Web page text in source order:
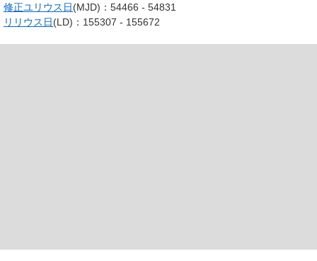
修正ユリウス日(MJD)：54466 - 54831
リリウス日(LD)：155307 - 155672